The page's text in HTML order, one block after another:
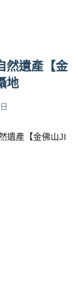
然遺產【金
地
遺產【金佛山JI